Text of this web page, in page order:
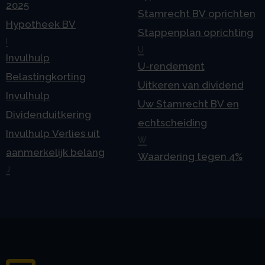
2025
Hypotheek BV
I
Invulhulp
Belastingkorting
Invulhulp
Dividenduitkering
Invulhulp Verlies uit
aanmerkelijk belang
J
Stamrecht BV oprichten
Stappenplan oprichting
U
U-rendement
Uitkeren van dividend
Uw Stamrecht BV en
echtscheiding
W
Waardering tegen 4%